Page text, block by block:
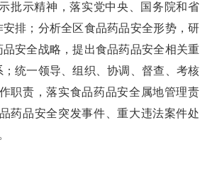
批示精神，落实党中央、国务院和省
排；分析全区食品药品安全形势，研
安全战略，提出食品药品安全相关重
统一领导、组织、协调、督查、考核
职责，落实食品药品安全属地管理责
药品安全突发事件、重大违法案件处